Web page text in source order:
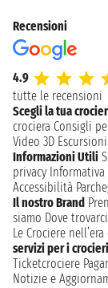
Recensioni
4.9
tutte le recensioni
Scegli la tua
crociera Consigli
Video 3D Escursioni
Informazioni Utili
privacy
Accessibilità
Il nostro Brand
siamo Dove trovarci
Le Crociere
servizi per i
Ticketcrociere
Notizie e